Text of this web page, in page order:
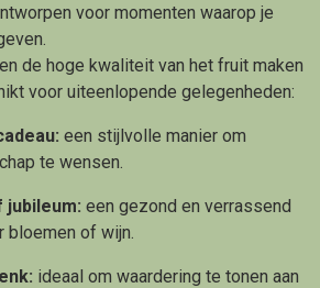
voor momenten waarop je
de hoge kwaliteit van het fruit maken
voor uiteenlopende gelegenheden:
een stijlvolle manier om
te wensen.
jubileum: een gezond en verrassend
bloemen of wijn.
ideaal om waardering te tonen aan